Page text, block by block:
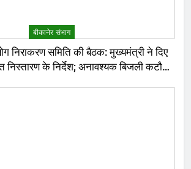
बीकानेर संभाग
निराकरण समिति की बैठक: मुख्यमंत्री ने दिए
निस्तारण के निर्देश; अनावश्यक बिजली कटौती